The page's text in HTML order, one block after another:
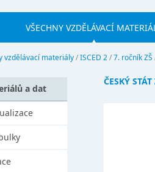
VŠECHNY VZDĚLÁVACÍ
vzdělávací materiály/ISCED 2/7. ročník ZŠ
ČESKÝ
a dat